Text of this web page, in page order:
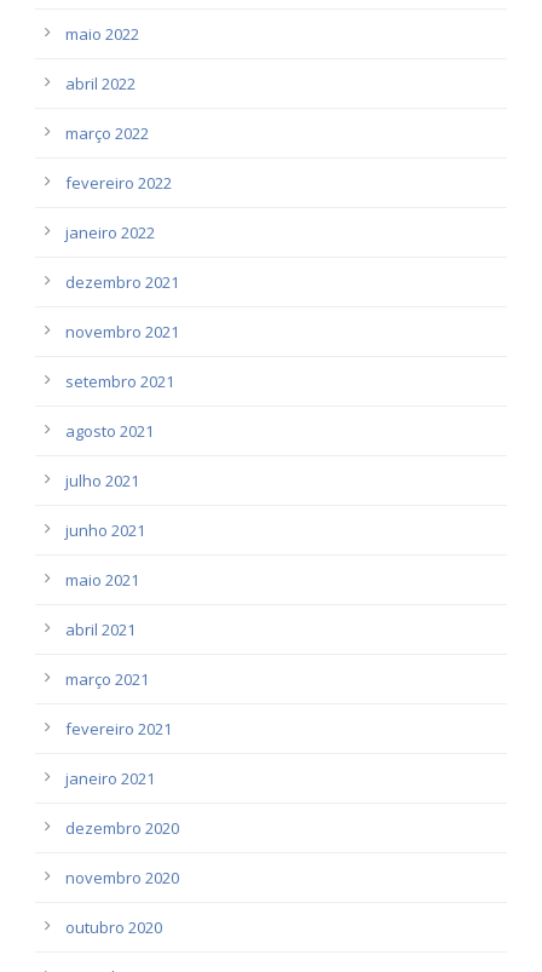
maio 2022
abril 2022
março 2022
fevereiro 2022
janeiro 2022
dezembro 2021
novembro 2021
setembro 2021
agosto 2021
julho 2021
junho 2021
maio 2021
abril 2021
março 2021
fevereiro 2021
janeiro 2021
dezembro 2020
novembro 2020
outubro 2020